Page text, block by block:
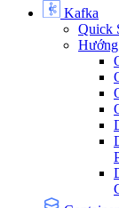
Kafka
Quick
Hướng